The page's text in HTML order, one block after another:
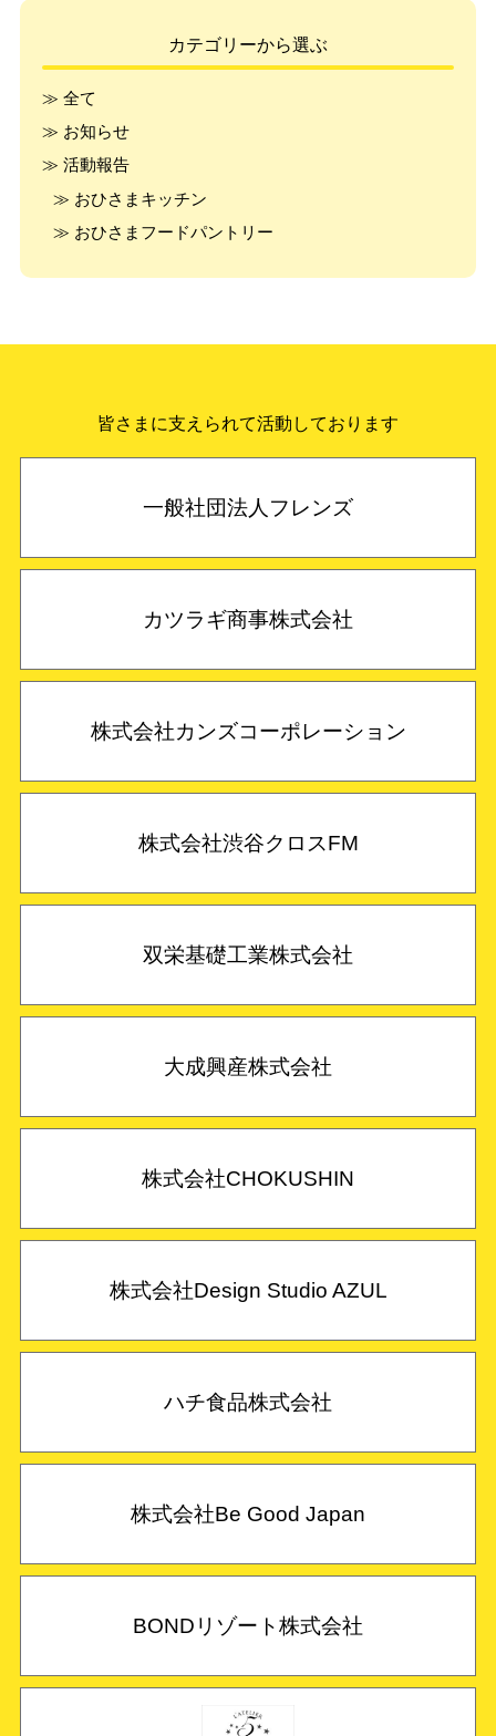
カテゴリーから選ぶ
≫ 全て
≫ お知らせ
≫ 活動報告
≫ おひさまキッチン
≫ おひさまフードパントリー
皆さまに支えられて活動しております
一般社団法人フレンズ
カツラギ商事株式会社
株式会社カンズコーポレーション
株式会社渋谷クロスFM
双栄基礎工業株式会社
大成興産株式会社
株式会社CHOKUSHIN
株式会社Design Studio AZUL
ハチ食品株式会社
株式会社Be Good Japan
BONDリゾート株式会社